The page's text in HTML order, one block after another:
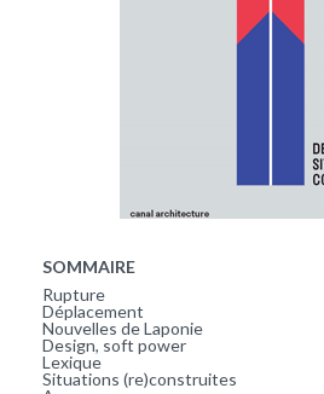
SOMMAIRE
Rupture
Déplacement
Nouvelles de Laponie
Design, soft power
Lexique
Situations (re)construites